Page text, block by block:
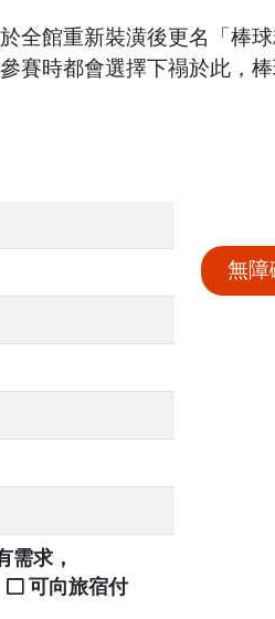
全館重新裝潢後更名「棒
賽時都會選擇下禢於此，
需求，
可向旅宿付
無障